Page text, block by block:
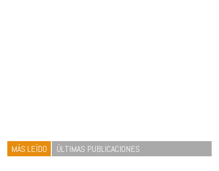
MÁS LEÍDO ÚLTIMAS PUBLICACIONES